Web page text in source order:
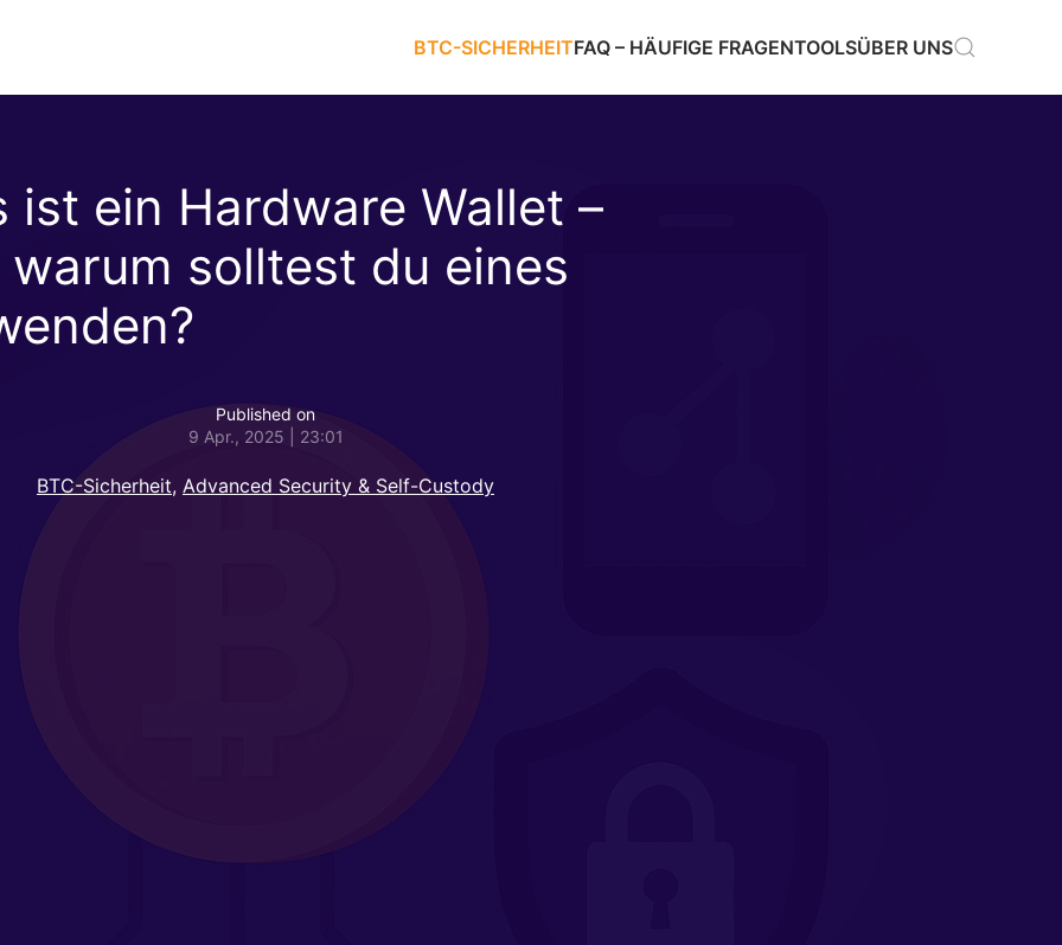
BTC-SICHERHEITFAQ – HÄUFIGE FRAGENTOOLSÜBER UNS
ist ein Hardware Wallet –
warum solltest du eines
Published on
9 Apr., 2025 | 23:01
BTC-Sicherheit, Advanced Security & Self-Custody